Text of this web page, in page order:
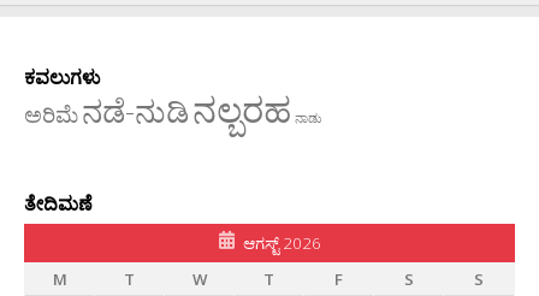
ಕವಲುಗಳು
ಅರಿಮೆನಡೆ-ನುಡಿನಲ್ಬರಹ ನಾಡು
ತೇದಿಮಣೆ
ಆಗಸ್ಟ್ 2026
M
T W T F S
S